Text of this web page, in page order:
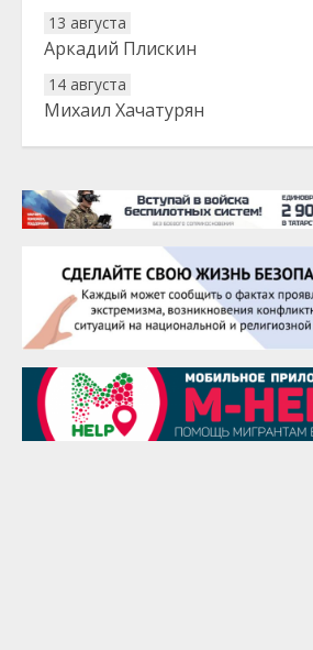
13 августа
Аркадий Плискин
14 августа
Михаил Хачатурян
20 августа
22 августа
Евгений Ефимов
25 августа
Сэсэгма Бубеева
28 августа
Чингиз Мустафаев
29 августа
Надежда Рослова